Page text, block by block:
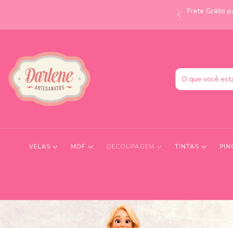
Frete Grátis
VELAS MDF DECOUPAGEM TINTAS